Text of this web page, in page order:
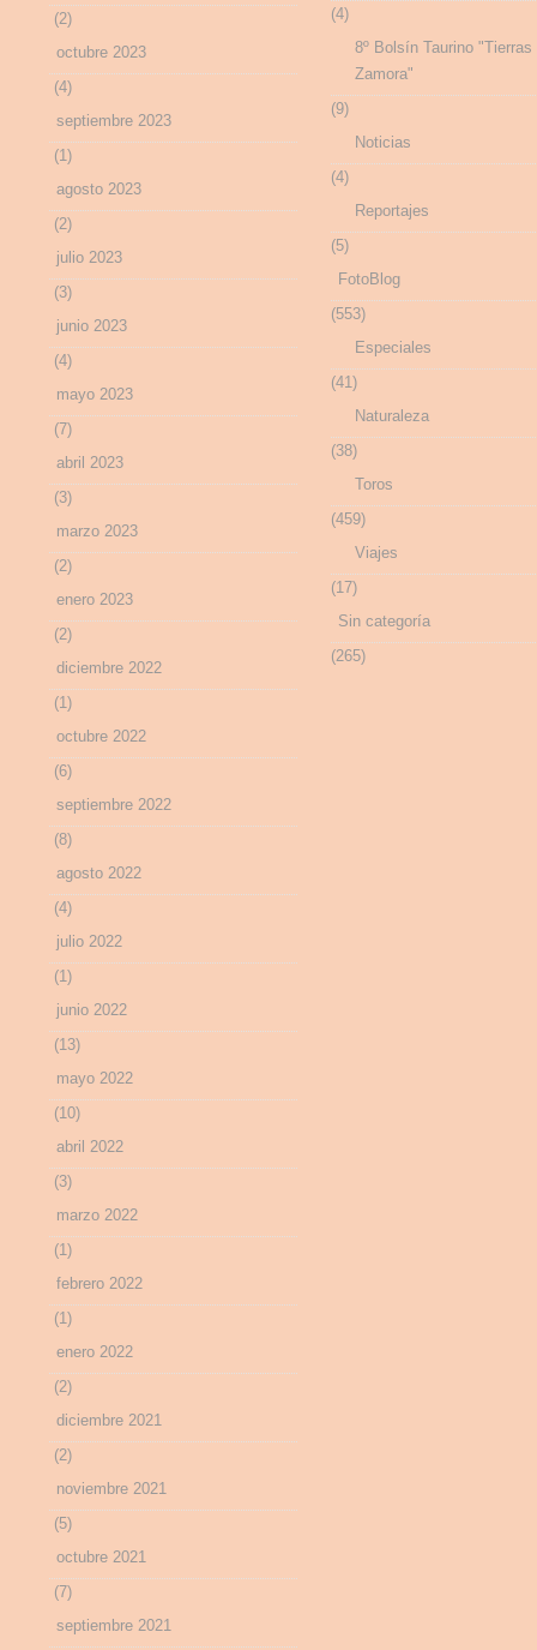
(2)
octubre 2023
(4)
septiembre 2023
(1)
agosto 2023
(2)
julio 2023
(3)
junio 2023
(4)
mayo 2023
(7)
abril 2023
(3)
marzo 2023
(2)
enero 2023
(2)
diciembre 2022
(1)
octubre 2022
(6)
septiembre 2022
(8)
agosto 2022
(4)
julio 2022
(1)
junio 2022
(13)
mayo 2022
(10)
abril 2022
(3)
marzo 2022
(1)
febrero 2022
(1)
enero 2022
(2)
diciembre 2021
(2)
noviembre 2021
(5)
octubre 2021
(7)
septiembre 2021
(4)
8º Bolsín Taurino "Tierras
Zamora"
(9)
Noticias
(4)
Reportajes
(5)
FotoBlog
(553)
Especiales
(41)
Naturaleza
(38)
Toros
(459)
Viajes
(17)
Sin categoría
(265)